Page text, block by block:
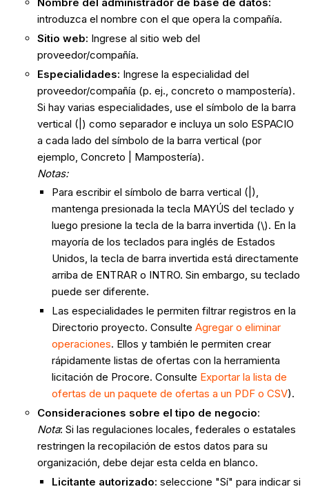
introduzca el nombre con el que opera la compañía.
Sitio web: Ingrese al sitio web del
proveedor/compañía.
Especialidades: Ingrese la especialidad del
proveedor/compañía (p. ej., concreto o mampostería).
Si hay varias especialidades, use el símbolo de la barra
vertical (|) como separador e incluya un solo ESPACIO
a cada lado del símbolo de la barra vertical (por
ejemplo, Concreto | Mampostería).
Notas:
Para escribir el símbolo de barra vertical (|),
mantenga presionada la tecla MAYÚS del teclado y
luego presione la tecla de la barra invertida (\). En la
mayoría de los teclados para inglés de Estados
Unidos, la tecla de barra invertida está directamente
arriba de ENTRAR o INTRO. Sin embargo, su teclado
puede ser diferente.
Las especialidades le permiten filtrar registros en la
Directorio proyecto. Consulte Agregar o eliminar
operaciones. Ellos y también le permiten crear
rápidamente listas de ofertas con la herramienta
licitación de Procore. Consulte Exportar la lista de
ofertas de un paquete de ofertas a un PDF o CSV).
Consideraciones sobre el tipo de negocio:
Nota: Si las regulaciones locales, federales o estatales
restringen la recopilación de estos datos para su
organización, debe dejar esta celda en blanco.
Licitante autorizado: seleccione "Sí" para indicar si